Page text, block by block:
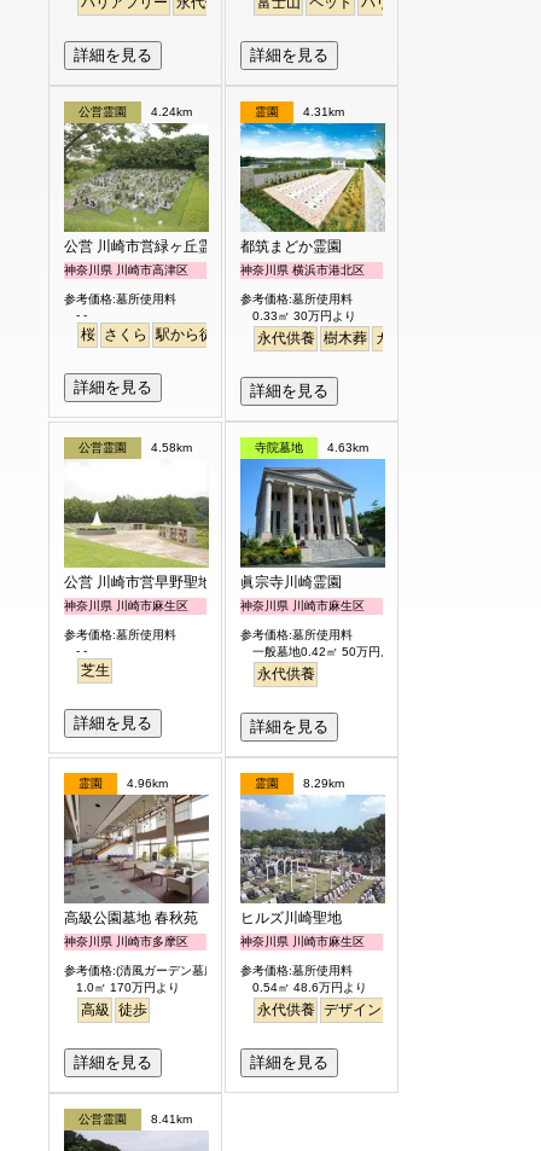
詳細を見る 詳細を見る
公営霊園 4.24km
公営 川崎市営緑ヶ丘霊園
神奈川県 川崎市高津区
参考価格:墓所使用料
- -
桜 さくら 駅から徒歩
詳細を見る
霊園 4.31km
都筑まどか霊園
神奈川県 横浜市港北区
参考価格:墓所使用料
0.33㎡ 30万円より
永代供養 樹木葬 ガーデニング
詳細を見る
公営霊園 4.58km
公営 川崎市営早野聖地公園
神奈川県 川崎市麻生区
参考価格:墓所使用料
- -
芝生
詳細を見る
寺院墓地 4.63km
眞宗寺川崎霊園
神奈川県 川崎市麻生区
参考価格:墓所使用料
一般墓地0.42㎡ 50万円より
永代供養
詳細を見る
霊園 4.96km
高級公園墓地 春秋苑
神奈川県 川崎市多摩区
参考価格:(清風ガーデン墓所)
1.0㎡ 170万円より
高級 徒歩
詳細を見る
霊園 8.29km
ヒルズ川崎聖地
神奈川県 川崎市麻生区
参考価格:墓所使用料
0.54㎡ 48.6万円より
永代供養 デザイン
詳細を見る
公営霊園 8.41km